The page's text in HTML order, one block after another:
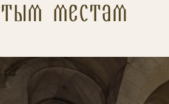
местам